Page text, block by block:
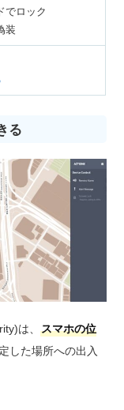
でロック
装
る
は、スマホの位
した場所への出入